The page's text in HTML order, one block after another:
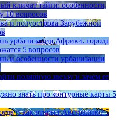
климат тайги: особенности,
10 вопросов
и полуострова Зарубежной
урбанизации Африки: города
5 вопросов
и особенности урбанизации
полярную звезду и зачем ее
знать про контурные карты 5
и как открыл Австралию? 5